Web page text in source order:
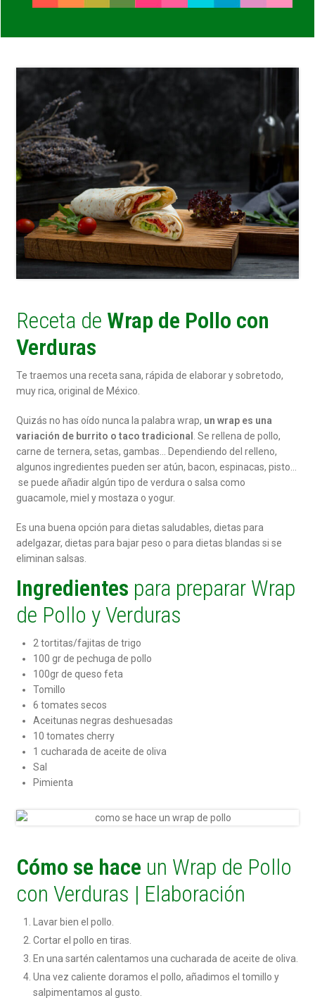
Receta de Wrap de Pollo con
Verduras
Te traemos una receta sana, rápida de elaborar y sobretodo,
muy rica, original de México.
Quizás no has oído nunca la palabra wrap, un wrap es una
variación de burrito o taco tradicional . Se rellena de pollo,
carne de ternera, setas, gambas… Dependiendo del relleno,
algunos ingredientes pueden ser atún, bacon, espinacas, pisto…
se puede añadir algún tipo de verdura o salsa como
guacamole, miel y mostaza o yogur.
Es una buena opción para dietas saludables, dietas para
adelgazar, dietas para bajar peso o para dietas blandas si se
eliminan salsas.
Ingredientes para preparar Wrap
de Pollo y Verduras
2 tortitas/fajitas de trigo
100 gr de pechuga de pollo
100gr de queso feta
Tomillo
6 tomates secos
Aceitunas negras deshuesadas
10 tomates cherry
1 cucharada de aceite de oliva
Sal
Pimienta
Cómo se hace un Wrap de Pollo
con Verduras | Elaboración
Lavar bien el pollo.
Cortar el pollo en tiras.
En una sartén calentamos una cucharada de aceite de oliva.
Una vez caliente doramos el pollo, añadimos el tomillo y
salpimentamos al gusto.